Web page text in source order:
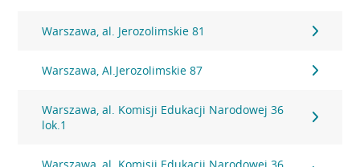
Warszawa, al. Jerozolimskie 81
Warszawa, Al.Jerozolimskie 87
Warszawa, al. Komisji Edukacji Narodowej 36
lok.1